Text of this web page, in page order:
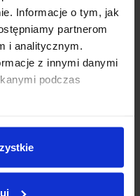
Informacje o tym, jak
partnerom
i analitycznym.
z innymi danymi
podczas
ceramicznych i
, z którymi należy